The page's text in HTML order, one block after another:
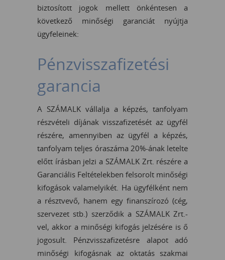
biztosított jogok mellett önkéntesen a
következő minőségi garanciát nyújtja
ügyfeleinek:
Pénzvisszafizetési
garancia
A SZÁMALK vállalja a képzés, tanfolyam
részvételi díjának visszafizetését az ügyfél
részére, amennyiben az ügyfél a képzés,
tanfolyam teljes óraszáma 20%-ának letelte
előtt írásban jelzi a SZÁMALK Zrt. részére a
Garanciális Feltételekben felsorolt minőségi
kifogások valamelyikét. Ha ügyfélként nem
a résztvevő, hanem egy finanszírozó (cég,
szervezet stb.) szerződik a SZÁMALK Zrt.-
vel, akkor a minőségi kifogás jelzésére is ő
jogosult. Pénzvisszafizetésre alapot adó
minőségi kifogásnak az oktatás szakmai